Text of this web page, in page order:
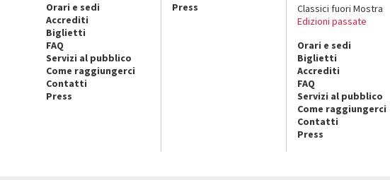
Orari e sedi
Accrediti
Biglietti
FAQ
Servizi al pubblico
Come raggiungerci
Contatti
Press
Press
Classici fuori Mostra
Edizioni passate
Orari e sedi
Biglietti
Accrediti
FAQ
Servizi al pubblico
Come raggiungerci
Contatti
Press